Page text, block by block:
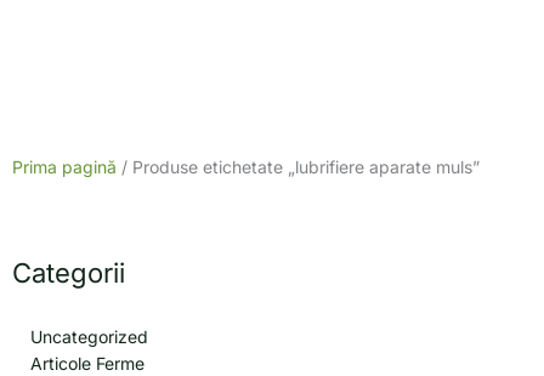
Prima pagină / Produse etichetate „lubrifiere aparate muls”
Categorii
Uncategorized
Articole Ferme